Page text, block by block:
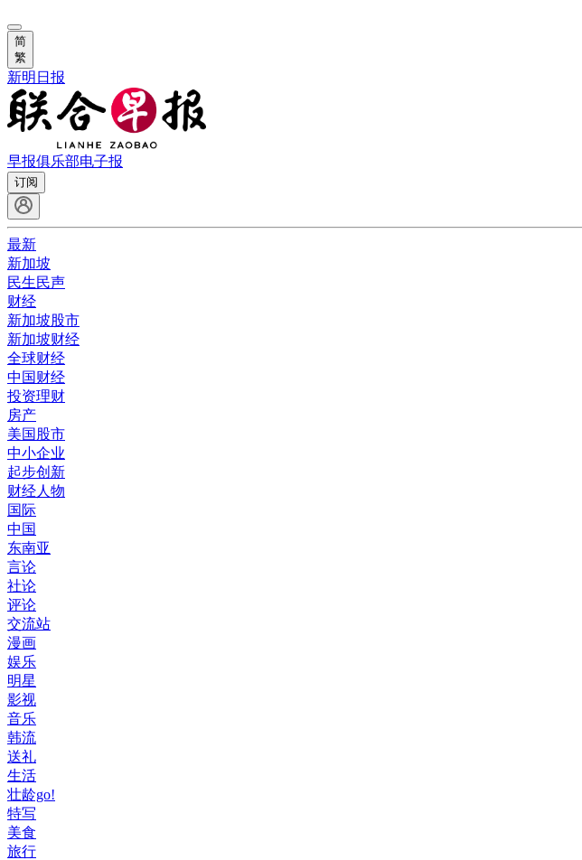
简
繁
新明日报
早报俱乐部电子报
订阅
最新
新加坡
民生民声
财经
新加坡股市
新加坡财经
全球财经
中国财经
投资理财
房产
美国股市
中小企业
起步创新
财经人物
国际
中国
东南亚
言论
社论
评论
交流站
漫画
娱乐
明星
影视
音乐
韩流
送礼
生活
壮龄go!
特写
美食
旅行